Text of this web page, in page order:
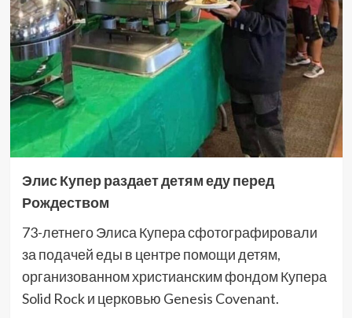
Элис Купер раздает детям еду перед
Рождеством
73-летнего Элиса Купера сфотографировали
за подачей еды в центре помощи детям,
организованном христианским фондом Купера
Solid Rock и церковью Genesis Covenant.